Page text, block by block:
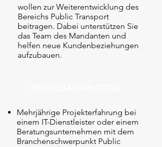
wollen zur Weiterentwicklung des
Bereichs Public Transport
beitragen. Dabei unterstützen Sie
das Team des Mandanten und
helfen neue Kundenbeziehungen
aufzubauen.
Mehrjährige Projekterfahrung bei
einem IT-Dienstleister oder einem
Beratungsunternehmen mit dem
Branchenschwerpunkt Public